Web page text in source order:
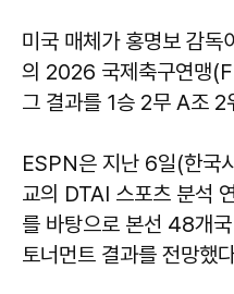
미국 매체가 홍명보 감독
의 2026 국제축구연맹
그 결과를 1승 2무 A조 2
ESPN은 지난 6일(한국
교의 DTAI 스포츠 분석
를 바탕으로 본선 48개
토너먼트 결과를 전망했